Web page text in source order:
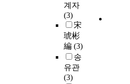
계자
(3)
宋
琥彬
編 (3)
송
유관
(3)